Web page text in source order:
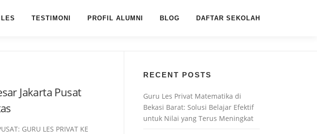
TESTIMONI PROFIL ALUMNI BLOG DAFTAR SEKOLAH
Jakarta Pusat
GURU LES PRIVAT KE
RECENT POSTS
Guru Les Privat Matematika di
Bekasi Barat: Solusi Belajar Efektif
untuk Nilai yang Terus Meningkat